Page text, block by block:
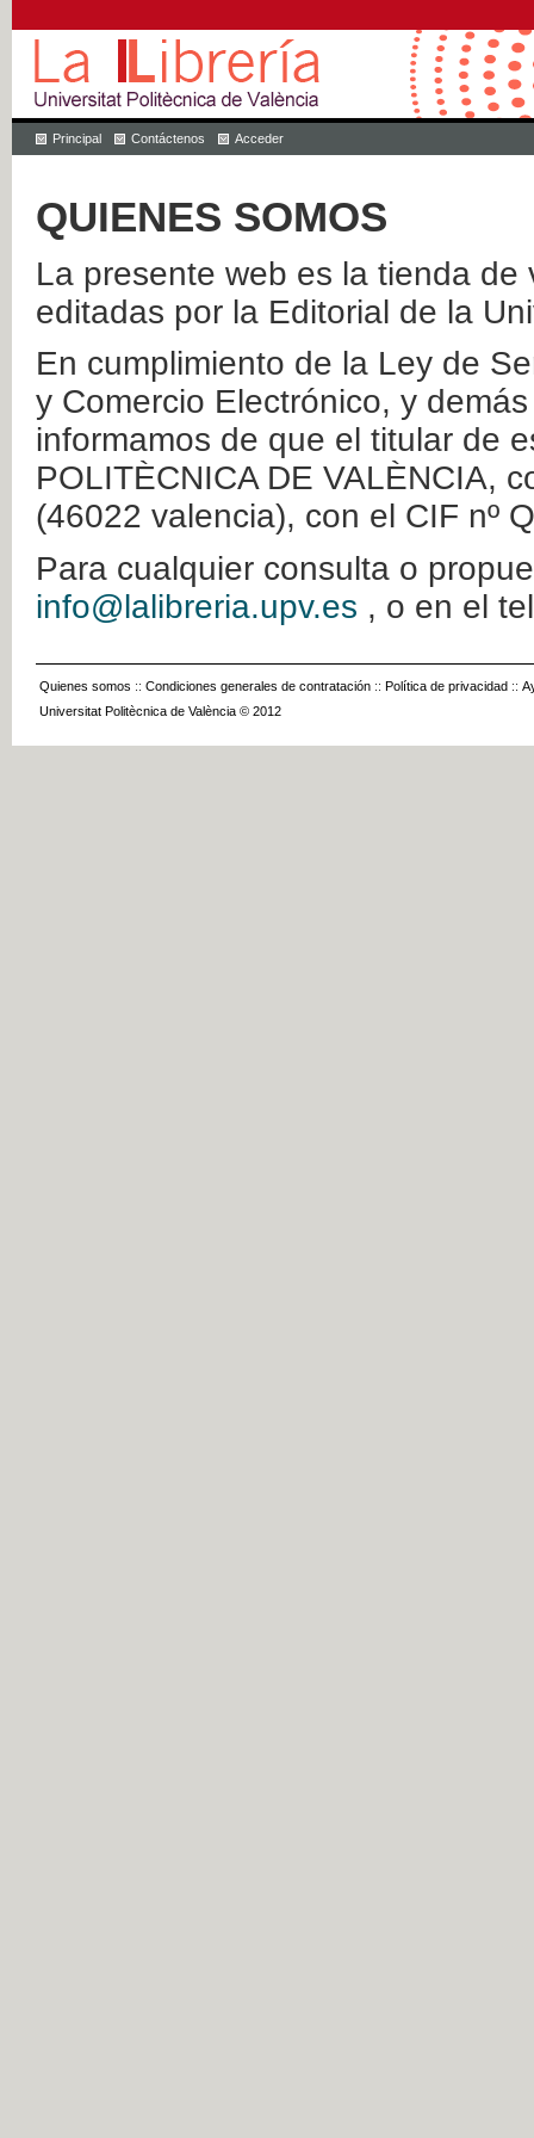
Principal Contáctenos Acceder
QUIENES SOMOS
La presente web es la tienda
editadas por la Editorial de la
En cumplimiento de la Ley de
y Comercio Electrónico, y
informamos de que el titular de
POLITÈCNICA DE VALÈNCIA,
(46022 valencia), con el CIF nº
Para cualquier consulta o
info@lalibreria.upv.es , o en el
Quienes somos :: Condiciones generales de contratación :: Política de privacidad ::
Universitat Politècnica de València © 2012